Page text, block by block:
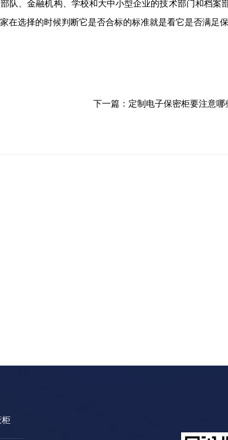
、金融机构、学校和大中小型企业的技术部门和档案
在选择的时候判断它是否合标的标准就是看它是否满足保
下一篇： 定制电子保密柜要注意哪